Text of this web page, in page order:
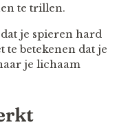
te trillen.
je spieren hard
te betekenen dat je
je lichaam